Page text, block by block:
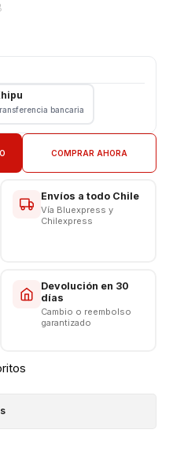
EN TIENDA"
bancaria
COMPRAR AHORA
Envíos a todo Chile
Vía Bluexpress y
Chilexpress
Devolución en 30
días
Cambio o reembolso
garantizado